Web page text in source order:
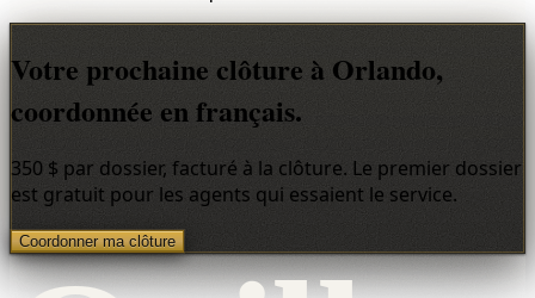
Votre prochaine clôture à Orlando,
coordonnée en français.
350 $ par dossier, facturé à la clôture. Le premier dossier
est gratuit pour les agents qui essaient le service.
Coordonner ma clôture